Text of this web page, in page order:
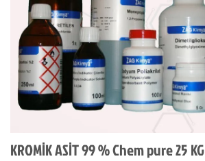
KROMİK ASİT 99 % Chem pure 25 KG